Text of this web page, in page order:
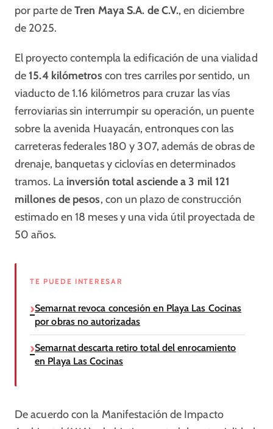
por parte deTren Maya S.A. de C.V., en diciembre
de 2025.
El proyecto contempla la edificación de una vialidad
de 15.4 kilómetros con tres carriles por sentido, un
viaducto de 1.16 kilómetros para cruzar las vías
ferroviarias sin interrumpir su operación, un puente
sobre la avenida Huayacán, entronques con las
carreteras federales 180 y 307, además de obras de
drenaje, banquetas y ciclovías en determinados
tramos. La inversión total asciende a 3 mil 121
millones de pesos, con un plazo de construcción
estimado en 18 meses y una vida útil proyectada de
50 años.
TE PUEDE INTERESAR
Semarnat revoca concesión en Playa Las Cocinas
por obras no autorizadas
Semarnat descarta retiro total del enrocamiento
en Playa Las Cocinas
De acuerdo con la Manifestación de Impacto